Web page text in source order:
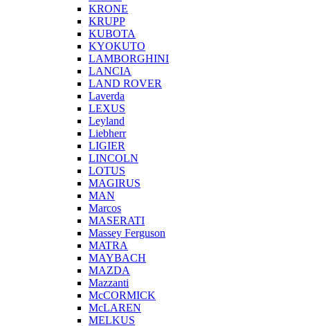
KRONE
KRUPP
KUBOTA
KYOKUTO
LAMBORGHINI
LANCIA
LAND ROVER
Laverda
LEXUS
Leyland
Liebherr
LIGIER
LINCOLN
LOTUS
MAGIRUS
MAN
Marcos
MASERATI
Massey Ferguson
MATRA
MAYBACH
MAZDA
Mazzanti
McCORMICK
McLAREN
MELKUS